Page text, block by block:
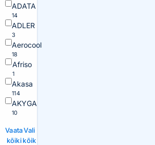
ADATA
14
ADLER
3
Aerocool
18
Afriso
1
Akasa
114
AKYGA
10
Vaata
kõiki
Vali
kõik